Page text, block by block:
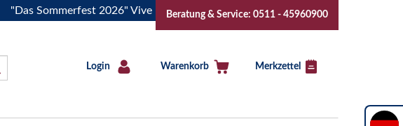
Sommerfest 2026" Vive la Bourgogne..Tickets jetzt buchen! "Das
Beratung & Service: 0511 - 45960900
Login Warenkorb Merkzettel